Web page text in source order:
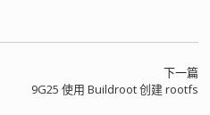
下一篇
9G25 使用 Buildroot 创建 rootfs